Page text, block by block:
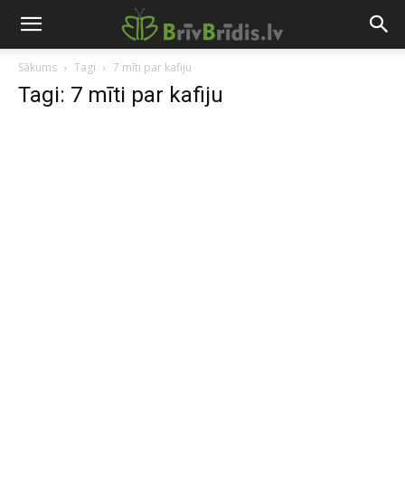
Sākums Tagi 7 mīti par kafiju
Tagi: 7 mīti par kafiju